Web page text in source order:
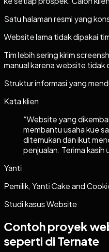
Satu halaman resmi yang
Website lama tidak dipakai
Tim lebih sering kirim
manual karena website tidak
Struktur informasi yang
Kata klien
“Website yang
membantu usaha kue
ditemukan dan ikut
penjualan. Terima
Yanti
Pemilik, Yanti Cake and
Studi kasusWebsite
Contoh proyek
seperti di Ternate